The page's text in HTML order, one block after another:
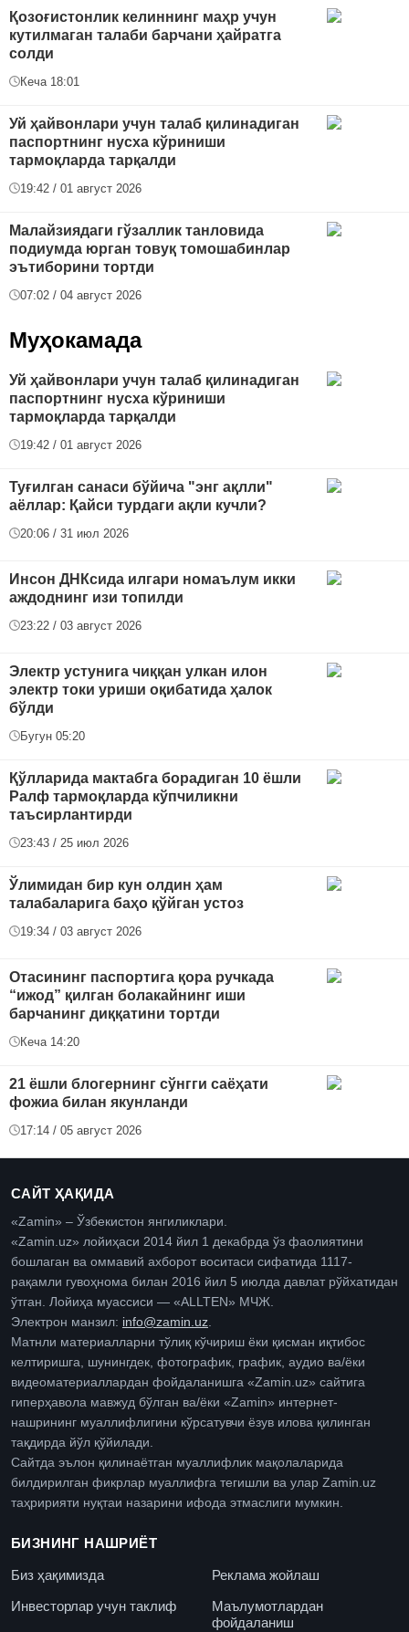
Қозоғистонлик келиннинг маҳр учун
кутилмаган талаби барчани ҳайратга
солди
Кеча 18:01
Уй ҳайвонлари учун талаб қилинадиган
паспортнинг нусха кўриниши
тармоқларда тарқалди
19:42 / 01 август 2026
Малайзиядаги гўзаллик танловида
подиумда юрган товуқ томошабинлар
эътиборини тортди
07:02 / 04 август 2026
Муҳокамада
Уй ҳайвонлари учун талаб қилинадиган
паспортнинг нусха кўриниши
тармоқларда тарқалди
19:42 / 01 август 2026
Туғилган санаси бўйича "энг ақлли"
аёллар: Қайси турдаги ақли кучли?
20:06 / 31 июл 2026
Инсон ДНКсида илгари номаълум икки
аждоднинг изи топилди
23:22 / 03 август 2026
Электр устунига чиққан улкан илон
электр токи уриши оқибатида ҳалок
бўлди
Бугун 05:20
Қўлларида мактабга борадиган 10 ёшли
Ралф тармоқларда кўпчиликни
таъсирлантирди
23:43 / 25 июл 2026
Ўлимидан бир кун олдин ҳам
талабаларига баҳо қўйган устоз
19:34 / 03 август 2026
Отасининг паспортига қора ручкада
“ижод” қилган болакайнинг иши
барчанинг диққатини тортди
Кеча 14:20
21 ёшли блогернинг сўнгги саёҳати
фожиа билан якунланди
17:14 / 05 август 2026
САЙТ ҲАҚИДА
«Zamin» – Ўзбекистон янгиликлари.
«Zamin.uz» лойиҳаси 2014 йил 1 декабрда ўз фаолиятини
бошлаган ва оммавий ахборот воситаси сифатида 1117-
рақамли гувоҳнома билан 2016 йил 5 июлда давлат рўйхатидан
ўтган. Лойиҳа муассиси — «ALLTEN» МЧЖ.
Электрон манзил: info@zamin.uz
Матнли материалларни тўлиқ кўчириш ёки қисман иқтибос
келтиришга, шунингдек, фотографик, график, аудио ва/ёки
видеоматериаллардан фойдаланишга «Zamin.uz» сайтига
гиперҳавола мавжуд бўлган ва/ёки «Zamin» интернет-
нашрининг муаллифлигини кўрсатувчи ёзув илова қилинган
тақдирда йўл қўйилади.
Сайтда эълон қилинаётган муаллифлик мақолаларида
билдирилган фикрлар муаллифга тегишли ва улар Zamin.uz
таҳририяти нуқтаи назарини ифода этмаслиги мумкин.
БИЗНИНГ НАШРИЁТ
Биз ҳақимизда
Реклама жойлаш
Инвесторлар учун таклиф
Маълумотлардан
фойдаланиш